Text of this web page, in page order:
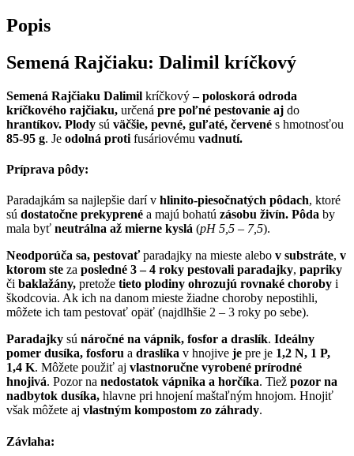
Popis
Semená Rajčiaku: Dalimil kríčkový
Semená Rajčiaku Dalimil kríčkový– poloskorá odroda
kríčkového rajčiaku, určená pre poľné pestovanie aj do
hrantíkov. Plody sú väčšie, pevné, guľaté, červené s hmotnosťou
85-95 g. Je odolná proti fusáriovému vadnutí.
Príprava pôdy:
Paradajkám sa najlepšie darí v hlinito-piesočnatých pôdach, ktoré
sú dostatočne prekyprené a majú bohatú zásobu živín. Pôda by
mala byť neutrálna až mierne kyslá (pH 5,5 – 7,5).
Neodporúča sa, pestovaťparadajky na mieste alebo v substráte, v
ktorom ste za posledné 3 – 4 roky pestovali paradajky, papriky
či baklažány, pretože tieto plodiny ohrozujú rovnaké choroby i
škodcovia. Ak ich na danom mieste žiadne choroby nepostihli,
môžete ich tam pestovať opäť (najdlhšie 2 – 3 roky po sebe).
Paradajky sú náročné na vápnik, fosfor a draslík. Ideálny
pomer dusíka, fosforu a draslíka v hnojive je pre je 1,2 N, 1 P,
1,4 K. Môžete použiť aj vlastnoručne vyrobené prírodné
hnojivá. Pozor na nedostatok vápnika a horčíka. Tiež pozor na
nadbytok dusíka, hlavne pri hnojení maštaľným hnojom. Hnojiť
však môžete aj vlastným kompostom zo záhrady.
Závlaha: